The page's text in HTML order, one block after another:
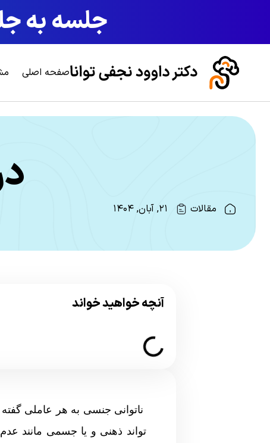
جلسه به
صفحه اصلی
مقالات ۲۱, آبان, ۱۴۰۴
آنچه خواهید خواند
ناتوانی جنسی به هر عاملی
تواند ذهنی و یا جسمی مانند